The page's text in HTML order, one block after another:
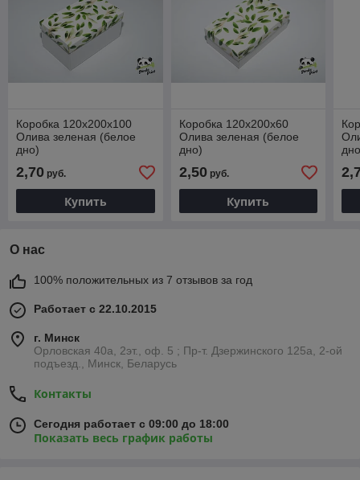
Коробка 120х200х100
Олива зеленая (белое
дно)
2,70 руб.
Купить
Коробка 120х200х60
Олива зеленая (белое
дно)
2,50руб.
Купить
О нас
100% положительных из 7 отзывов за год
Работает с 22.10.2015
г. Минск
Орловская 40а, 2эт., оф. 5 ; Пр-т. Дзержинского 125а, 2-ой
подъезд., Минск, Беларусь
Контакты
Сегодня работает с 09:00 до 18:00
Показать весь график работы